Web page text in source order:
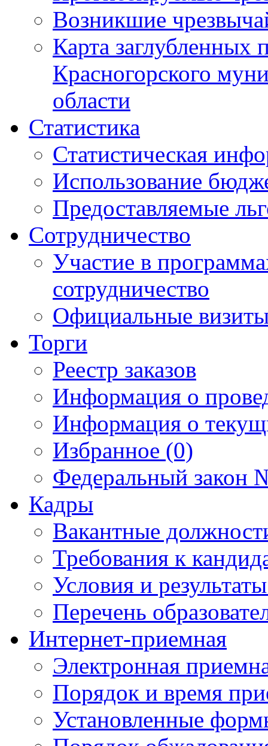
Возникшие
Карта
Красногорского
области
Статистика
Статистическая
Использование
Предоставляемые
Сотрудничество
Участие в
сотрудничество
Официальные
Торги
Реестр заказов
Информация о
Информация о
Избранное (0)
Федеральный закон
Кадры
Вакантные
Требования к
Условия и
Перечень
Интернет-приемная
Электронная
Порядок и время
Установленные